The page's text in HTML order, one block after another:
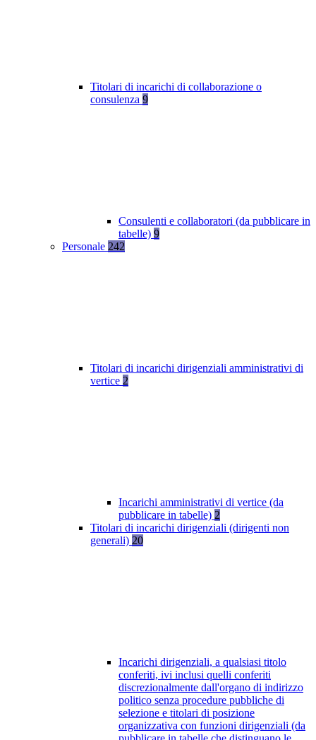
Titolari di incarichi di collaborazione o
consulenza 9
Consulenti e collaboratori (da pubblicare in
tabelle) 9
Personale 242
Titolari di incarichi dirigenziali amministrativi di
vertice 2
Incarichi amministrativi di vertice (da
pubblicare in tabelle) 2
Titolari di incarichi dirigenziali (dirigenti non
generali) 20
Incarichi dirigenziali, a qualsiasi titolo
conferiti, ivi inclusi quelli conferiti
discrezionalmente dall'organo di indirizzo
politico senza procedure pubbliche di
selezione e titolari di posizione
organizzativa con funzioni dirigenziali (da